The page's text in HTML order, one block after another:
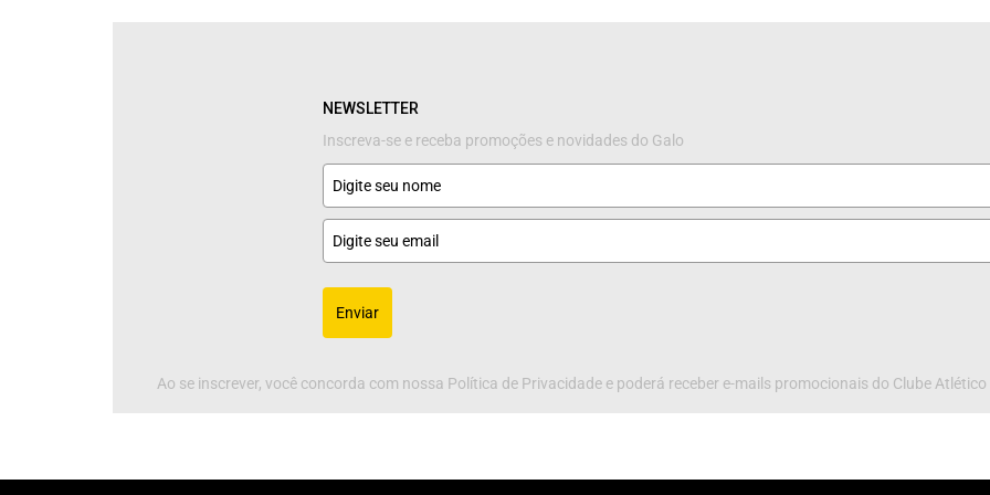
NEWSLETTER
Inscreva-se e receba promoções e novidades do Galo
Enviar
Ao se inscrever, você concorda com nossa Política de Privacidade e poderá receber e-mails promocionais do Clube Atlético